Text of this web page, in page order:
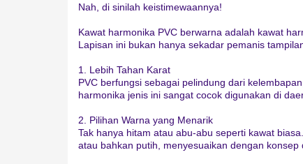
Nah, di sinilah keistimewaannya!
Kawat harmonika PVC berwarna adalah kawat
Lapisan ini bukan hanya sekadar pemanis
1. Lebih Tahan Karat
PVC berfungsi sebagai pelindung dari
harmonika jenis ini sangat cocok digunakan di
2. Pilihan Warna yang Menarik
Tak hanya hitam atau abu-abu seperti kawat
atau bahkan putih, menyesuaikan dengan